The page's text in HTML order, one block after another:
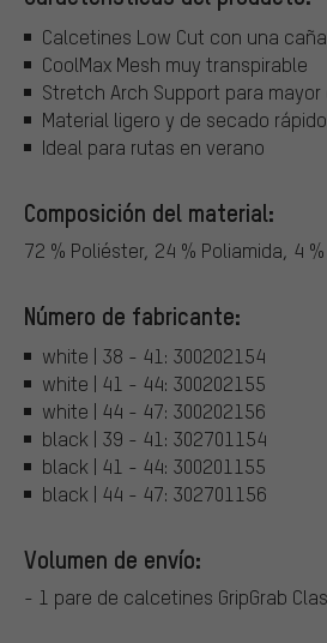
Calcetines Low Cut con una
CoolMax Mesh muy transpirable
Stretch Arch Support para
Material ligero y de secado rápido
Ideal para rutas en verano
Composición del material:
72 % Poliéster, 24 % Poliamida, 4
Número de fabricante:
white | 38 - 41: 300202154
white | 41 - 44: 300202155
white | 44 - 47: 300202156
black | 39 - 41: 302701154
black | 41 - 44: 300201155
black | 44 - 47: 302701156
Volumen de envío:
- 1 pare de calcetines GripGrab